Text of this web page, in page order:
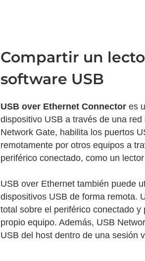
Compartir un
software USB
USB over Ethernet Connector es
dispositivo USB a través de una
Network Gate, habilita los puertos
remotamente por otros equipos a
periférico conectado, como un
USB over Ethernet también puede
dispositivos USB de forma remota.
total sobre el periférico conectado
propio equipo. Además, USB
USB del host dentro de una sesión